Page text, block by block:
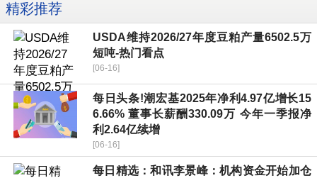
精彩推荐
USDA维持2026/27年度豆粕产量6502.5万
短吨-热门看点
[06-16]
每日头条!潮宏基2025年净利4.97亿增长15
6.66% 董事长薪酬330.09万 今年一季报净
利2.64亿续增
[06-16]
每日精选：和讯李景峰：机构资金开始加仓